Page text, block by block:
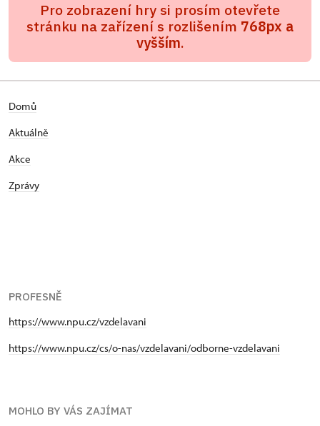
Pro zobrazení hry si prosím otevřete
stránku na zařízení s rozlišením 768px a
vyšším.
Domů
Aktuálně
Akce
Zprávy
PROFESNĚ
https://www.npu.cz/vzdelavani
https://www.npu.cz/cs/o-nas/vzdelavani/odborne-vzdelavani
MOHLO BY VÁS ZAJÍMAT